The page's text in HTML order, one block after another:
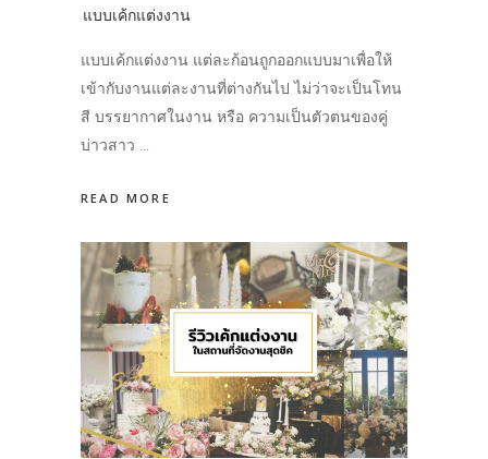
แบบเค้กแต่งงาน
แบบเค้กแต่งงาน แต่ละก้อนถูกออกแบบมาเพื่อให้
เข้ากับงานแต่ละงานที่ต่างกันไป ไม่ว่าจะเป็นโทน
สี บรรยากาศในงาน หรือ ความเป็นตัวตนของคู่
บ่าวสาว
READ MORE